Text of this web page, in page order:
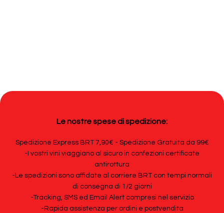
Le nostre spese di spedizione:
Spedizione Express BRT 7,90€ - Spedizione Gratuita da 99€
-I vostri vini viaggiano al sicuro in confezioni certificate
antirottura
-Le spedizioni sono affidate al corriere BRT con tempi normali
di consegna di 1/2 giorni
-Tracking, SMS ed Email Alert compresi nel servizio
-Rapida assistenza per ordini e postvendita